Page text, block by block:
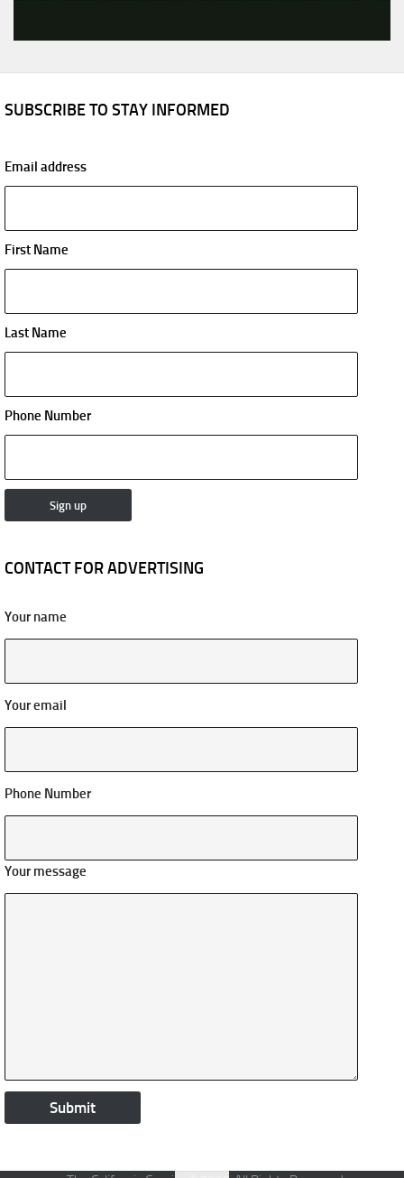
SUBSCRIBE TO STAY INFORMED
Email address
First Name
Last Name
Phone Number
CONTACT FOR ADVERTISING
Your name
Your email
Phone Number
Your message